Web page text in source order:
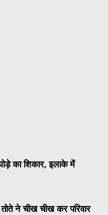
का शिकार, इलाके में
तोते ने चीख चीख कर परिवार